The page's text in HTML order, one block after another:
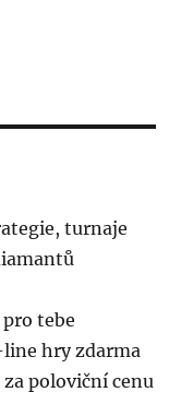
turnaje
tebe
hry zdarma
poloviční cenu